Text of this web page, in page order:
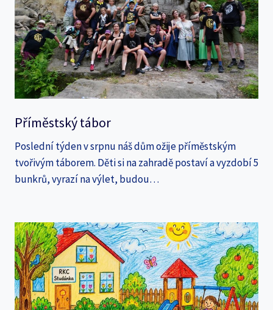
Příměstský tábor
Poslední týden v srpnu náš dům ožije příměstským
tvořivým táborem. Děti si na zahradě postaví a vyzdobí 5
bunkrů, vyrazí na výlet, budou…